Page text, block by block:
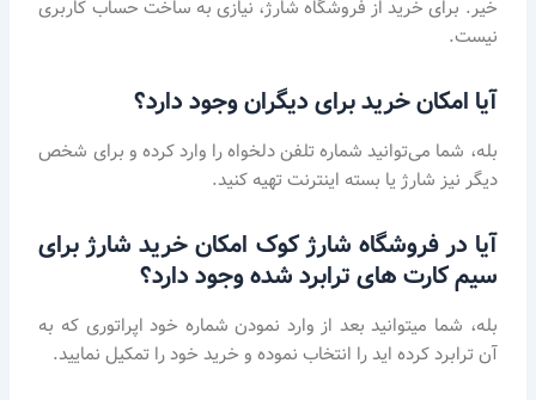
خیر. برای خرید از فروشگاه شارژ، نیازی به ساخت حساب کاربری
نیست.
آیا امکان خرید برای دیگران وجود دارد؟
بله، شما می‌توانید شماره تلفن دلخواه را وارد کرده و برای شخص
دیگر نیز شارژ یا بسته اینترنت تهیه کنید.
آیا در فروشگاه شارژ کوک امکان خرید شارژ برای
سیم کارت های ترابرد شده وجود دارد؟
بله، شما میتوانید بعد از وارد نمودن شماره خود اپراتوری که به
آن ترابرد کرده اید را انتخاب نموده و خرید خود را تمکیل نمایید.